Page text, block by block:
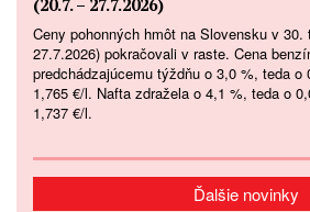
Ceny pohonných hmôt na Slovensku v 30.
27.7.2026) pokračovali v raste. Cena
predchádzajúcemu týždňu o 3,0 %, teda o
1,765 €/l. Nafta zdražela o 4,1 %, teda o
1,737 €/l.
Ďalšie novinky